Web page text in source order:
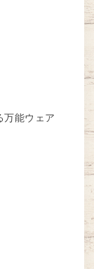
万能ウェア